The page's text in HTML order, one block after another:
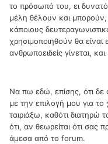
το πρόσωπό του, ει
μέλη θέλουν και
κάποιους
χρησιμοποιηθούν θα είναι
ανθρωποειδείς γίνεται,
Να πω εδώ, επίσης, ότι
με την επιλογή μου για
ταιριάξω, καθότι διατηρώ
ότι, αν θεωρείται ότι σας
άμεσα από το forum.